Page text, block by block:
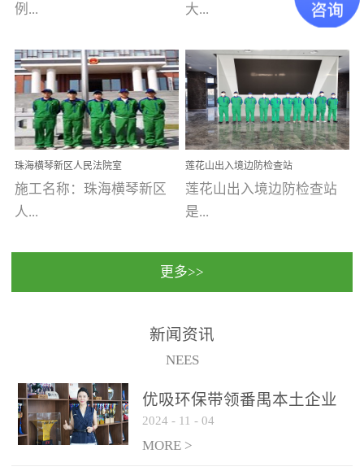
完成生产任务，确保全国
求。资质优势团队优势分
支优势优吸环保是一棵正
茁壮成长的树，只要我们
人人都爱护她、珍惜她、
她将越来越枝繁叶茂，终
将会成为一棵参天大树！
优吸环保截止2020年拥有
全国600家网点分支机构。
内空气治理工程纪实
例...
【东莞美豪雅致酒店】室
内空气治理项目东莞美豪
雅致酒店 东莞美豪雅
致酒店是为中高端人士...
大...
学广州校区室内空气治
理 工程案例地址：广
州南沙区·香港科技大学(广
州)校区 工程案...
珠海横琴新区人民法院室
内除甲醛空气治理项目
施工名称：珠海横琴新区
人...
民法院室内除甲醛空气治
保施工日期：2020年1月珠
莲花山出入境边防检查站
室内除甲醛空气治理项目
莲花山出入境边防检查站
是...
国家通过设在对外开放口
（及各出入境边防检查
更多>>
新闻资讯
NEES
优吸环保带领番禺本​土企业
勇敢破局向“新”
2024 - 11 - 04
MORE >